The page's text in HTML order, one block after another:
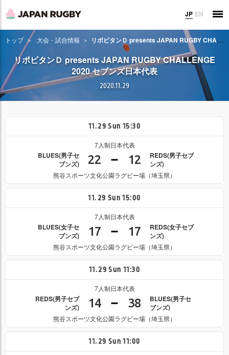
JP EN
トップ 大会・試合情報 リポビタンＤ presents JAPAN RUGBY CHALLENGE 2020 セブンズ日本代表
リポビタンＤ presents JAPAN RUGBY CHALLENGE
2020 セブンズ日本代表
2020.11.29
11.29 Sun 15:30
7人制日本代表
BLUES(男子セ
ブンズ)
22 12
REDS(男子セブ
ンズ)
熊谷スポーツ文化公園ラグビー場（埼玉県）
11.29 Sun 15:00
7人制日本代表
BLUES(女子セ
ブンズ)
17 17
REDS(女子セブ
ンズ)
熊谷スポーツ文化公園ラグビー場（埼玉県）
11.29 Sun 11:30
7人制日本代表
REDS(男子セブ
ンズ)
14 38
BLUES(男子セ
ブンズ)
熊谷スポーツ文化公園ラグビー場（埼玉県）
11.29 Sun 11:00